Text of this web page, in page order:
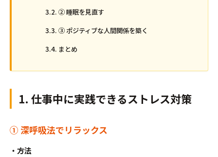
② 睡眠を見直す
③ ポジティブな人間関係を築く
まとめ
1. 仕事中に実践できるストレス対策
① 深呼吸法でリラックス
・方法